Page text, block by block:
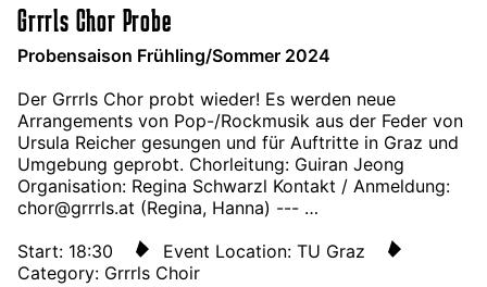
Grrrls Chor Probe
Probensaison Frühling/Sommer 2024
Der Grrrls Chor probt wieder! Es werden neue
Arrangements von Pop-/Rockmusik aus der Feder von
Ursula Reicher gesungen und für Auftritte in Graz und
Umgebung geprobt. Chorleitung: Guiran Jeong
Organisation: Regina Schwarzl Kontakt / Anmeldung:
chor@grrrls.at (Regina, Hanna) --- …
Start: 18:30
Event Location: TU Graz
Category: Grrrls Choir